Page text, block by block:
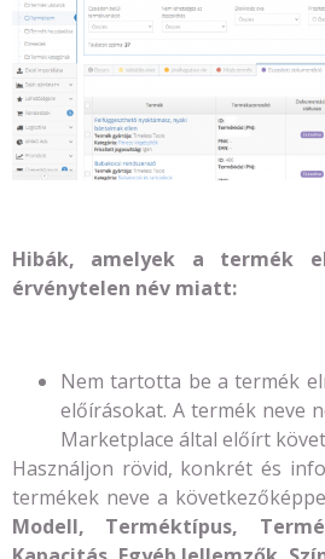
Hibák, amelyek a termék
érvénytelen név miatt:
Nem tartotta be a termék
előírásokat. A termék neve
Marketplace által előírt
Használjon rövid, konkrét és
termékek neve a
Modell, Terméktípus,